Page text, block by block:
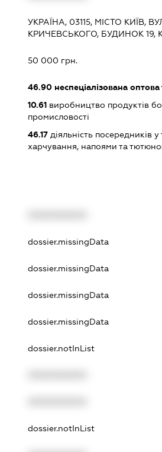
УКРАЇНА, 03115, МІСТО КИЇВ,
КРИЧЕВСЬКОГО, БУДИНОК 19,
50 000 грн.
46.90неспеціалізована оптова
10.61виробництво продуктів
промисловості
46.17діяльність посередників у
харчування, напоями та
dossier.missingData
dossier.missingData
dossier.missingData
dossier.missingData
dossier.notInList
dossier.notInList